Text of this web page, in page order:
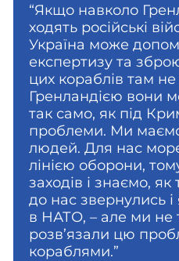
“Якщо навколо
ходять російські
Україна може
експертизу та
цих кораблів там
Гренландією вони
так само, як під
проблеми. Ми маємо
людей. Для нас
лінією оборони,
заходів і знаємо,
до нас звернулись
в НАТО, – але ми не
розв’язали цю
кораблями.”